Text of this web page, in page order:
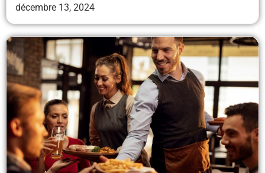
décembre 13, 2024